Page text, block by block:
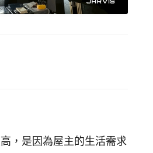
，是因為屋主的生活需求